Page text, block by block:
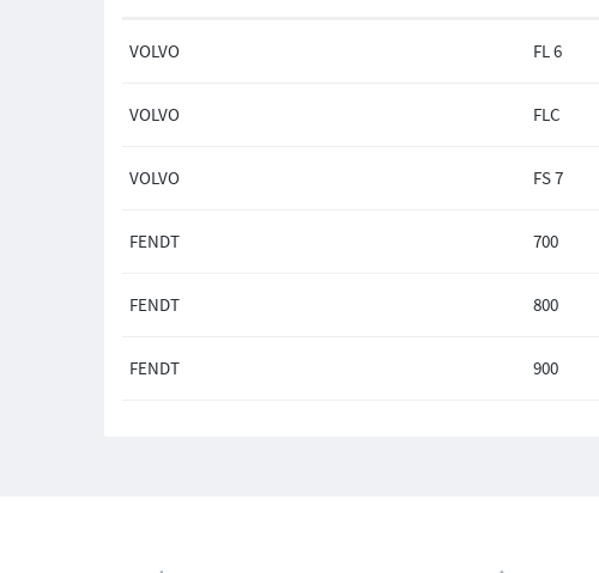
VOLVO FL 6
VOLVO FLC
VOLVO FS 7
FENDT 700
FENDT 800
FENDT 900